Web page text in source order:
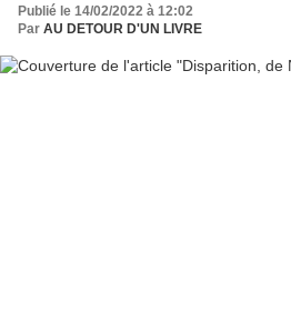
Publié le 14/02/2022 à 12:02
Par AU DETOUR D'UN LIVRE